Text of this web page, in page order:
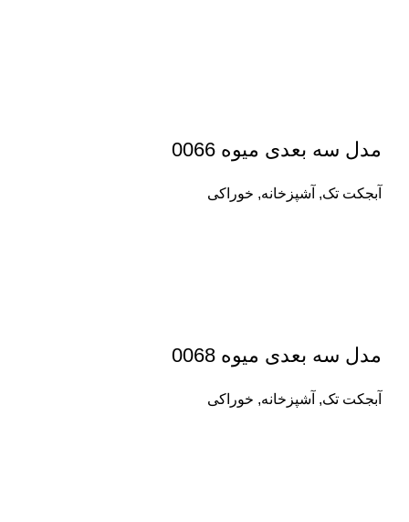
مدل سه بعدی میوه 0066
آبجکت تک, آشپزخانه, خوراکی
مدل سه بعدی میوه 0068
آبجکت تک, آشپزخانه, خوراکی